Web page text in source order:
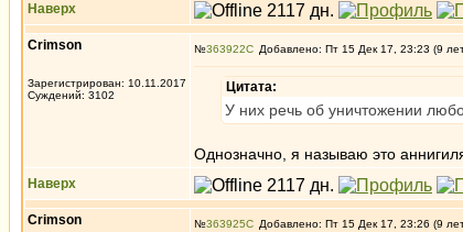
Наверх
Crimson
Зарегистрирован: 10.11.2017
Суждений: 3102
№363922 Добавлено: Пт 15 Дек 17, 23:23 (9
Цитата:
У них речь об уничтожении
Однозначно, я называю это
Наверх
Crimson №363925 Добавлено: Пт 15 Дек 17, 23:26 (9